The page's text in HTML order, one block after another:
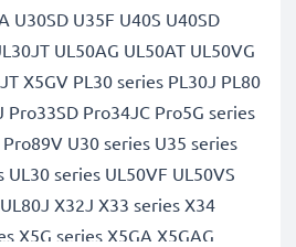
U30SD U35F U40S U40SD
UL50AG UL50AT UL50VG
X5GV PL30 series PL30J PL80
Pro33SD Pro34JC Pro5G series
U30 series U35 series
UL30 series UL50VF UL50VS
X32J X33 series X34
X5G series X5GA X5GAG